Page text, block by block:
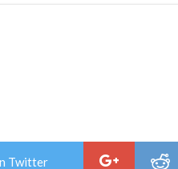
la Expo Dose
Twitter